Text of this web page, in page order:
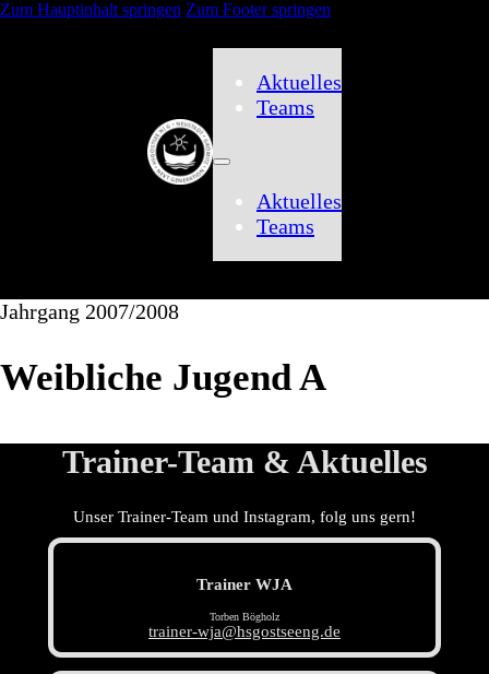
Zum Hauptinhalt springen Zum Footer springen
Aktuelles
Teams
Aktuelles
Teams
Jahrgang 2007/2008
Weibliche Jugend A
Trainer-Team & Aktuelles
Unser Trainer-Team und Instagram, folg uns gern!
Trainer WJA
Torben Bögholz
trainer-wja@hsgostseeng.de